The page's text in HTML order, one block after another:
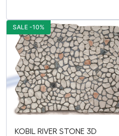
KOBIL RIVER STONE 3D
SALE -10%